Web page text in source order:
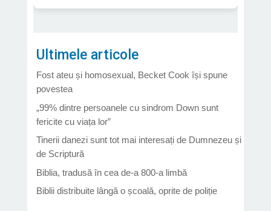
Ultimele articole
Fost ateu și homosexual, Becket Cook își spune
povestea
„99% dintre persoanele cu sindrom Down sunt
fericite cu viața lor”
Tinerii danezi sunt tot mai interesați de Dumnezeu și
de Scriptură
Biblia, tradusă în cea de-a 800-a limbă
Biblii distribuite lângă o școală, oprite de poliție